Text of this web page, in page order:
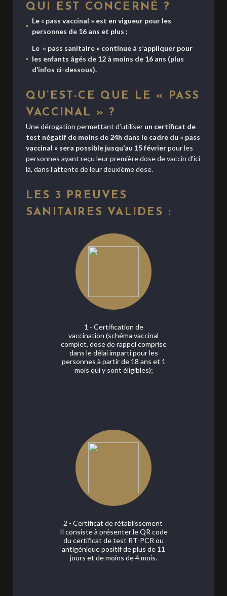
QUI EST CONCERNÉ ?
Le « pass vaccinal » est en vigueur pour les
personnes de 16 ans et plus ;
Le « pass sanitaire » continue à s’appliquer pour
les enfants âgés de 12 à moins de 16 ans (plus
d’infos ci-dessous).
QU’EST-CE QUE LE « PASS
VACCINAL » ?
Une dérogation permettant d’utiliser un certificat de
test négatif de moins de 24h dans le cadre du « pass
vaccinal » sera possible jusqu’au 15 févrierpour les
personnes ayant reçu leur première dose de vaccin d’ici
là, dans l’attente de leur deuxième dose.
LES
3 PREUVES
SANITAIRES VALIDES :
1 - Certification de
vaccination (schéma vaccinal
complet, dose de rappel comprise
dans le délai imparti pour les
personnes à partir de 18 ans et 1
mois qui y sont éligibles);
2 - Certificat de rétablissement
Il consiste à présenter le QR code
du certificat de test RT-PCR ou
antigénique positif de plus de 11
jours et de moins de 4 mois.